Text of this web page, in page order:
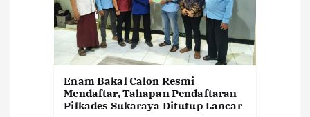
Enam Bakal Calon Resmi
Mendaftar, Tahapan Pendaftaran
Pilkades Sukaraya Ditutup Lancar